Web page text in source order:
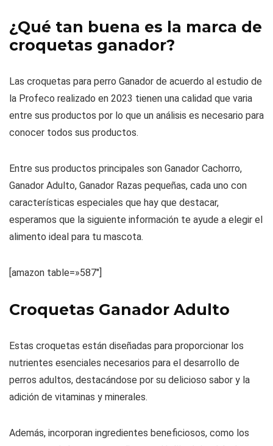
¿Qué tan buena es la marca de
croquetas ganador?
Las croquetas para perro Ganador de acuerdo al estudio de
la Profeco realizado en 2023 tienen una calidad que varia
entre sus productos por lo que un análisis es necesario para
conocer todos sus productos.
Entre sus productos principales son Ganador Cachorro,
Ganador Adulto, Ganador Razas pequeñas, cada uno con
características especiales que hay que destacar,
esperamos que la siguiente información te ayude a elegir el
alimento ideal para tu mascota.
[amazon table=»587″]
Croquetas Ganador Adulto
Estas croquetas están diseñadas para proporcionar los
nutrientes esenciales necesarios para el desarrollo de
perros adultos, destacándose por su delicioso sabor y la
adición de vitaminas y minerales.
Además, incorporan ingredientes beneficiosos, como los